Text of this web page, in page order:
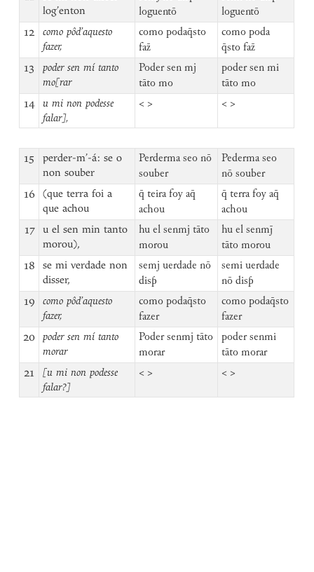
log’enton
loguentō
loguentō
12
como pôd’aquesto
fazer,
como podaq̄sto
faz̄
como poda
q̄sto faz̄
13
poder sen mí tanto
mo[rar
Poder sen mj
tāto mo
poder sen mi
tāto mo
14
u mi non podesse
falar],
< > < >
15
perder-m’-á: se o
non souber
Perderma seo nō
souber
Pederma seo
nō souber
16
(que terra foi a
que achou
q̄ teira foy aq̄
achou
q̄ terra foy aq̄
achou
17
u el sen min tanto
morou),
hu el senmj tāto
morou
hu el senmj̄
tāto morou
18
se mi verdade non
disser,
semj uerdade nō
disƥ
semi uerdade
nō disƥ
19
como pôd’aquesto
fazer,
como podaq̄sto
fazer
como podaq̄sto
fazer
20
poder sen mí tanto
morar
Poder senmj tāto
morar
poder senmi
tāto morar
21
[u mi non podesse
falar?]
< > < >